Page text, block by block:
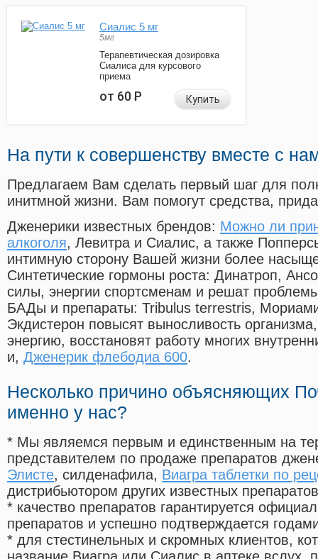
Сиалис 5 мг
5мг
Терапевтическая дозировка
Сиалиса для курсового
приема
от 60Р Купить
На пути к совершенству вместе с
Предлагаем Вам сделать первый шаг для
инитмной жизни. Вам помогут средства,
Дженерики известных брендов: Можно ли
алкоголя, Левитра и Сиалис, а также
интимную сторону Вашей жизни более
Синтетические гормоны роста: Динатроп,
силы, энергии спортсменам и решат
БАДы и препараты: Tribulus terrestris,
Экдистерон повысят выносливость
энергию, восстановят работу многих
и, Дженерик флебодиа 600.
Несколько причино объясняющих
именно у нас?
* Мы являемся первым и единственным на
представителем по продаже препаратов
Элисте, силденафила, Виагра таблетки по
дистрибьютором других известных препаратов
* качество препаратов гарантируется
препаратов и успешно подтверждается
* для стестинельных и скромных клиентов,